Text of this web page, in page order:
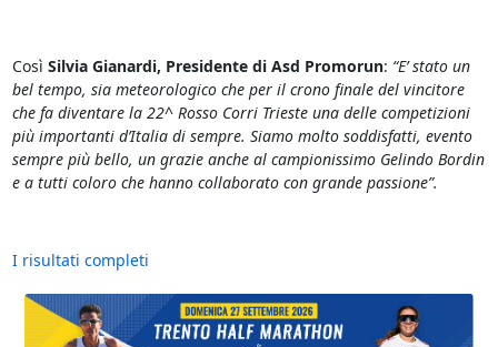
Così Silvia Gianardi, Presidente di Asd Promorun: “E’ stato un
bel tempo, sia meteorologico che per il crono finale del vincitore
che fa diventare la 22^ Rosso Corri Trieste una delle competizioni
più importanti d’Italia di sempre. Siamo molto soddisfatti, evento
sempre più bello, un grazie anche al campionissimo Gelindo Bordin
e a tutti coloro che hanno collaborato con grande passione”.
I risultati completi